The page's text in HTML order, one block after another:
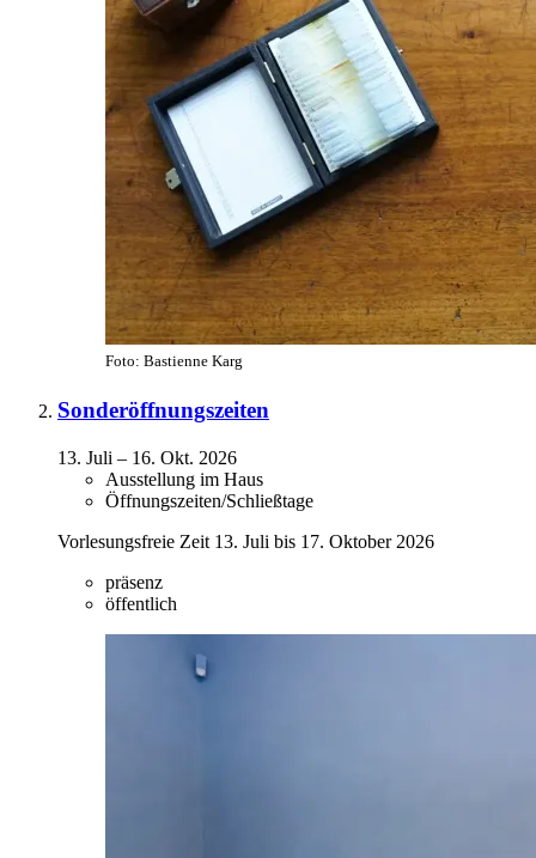
Foto: Bastienne Karg
Sonderöffnungszeiten
13. Juli – 16. Okt. 2026
Ausstellung im Haus
Öffnungszeiten/Schließtage
Vorlesungsfreie Zeit 13. Juli bis 17. Oktober 2026
präsenz
öffentlich